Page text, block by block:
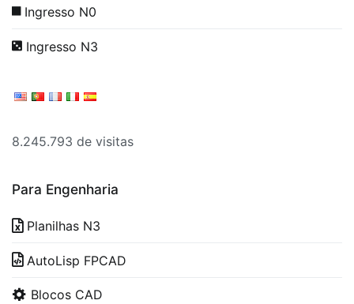
Ingresso N0
Ingresso N3
8.245.793 de visitas
Para Engenharia
Planilhas N3
AutoLisp FPCAD
Blocos CAD